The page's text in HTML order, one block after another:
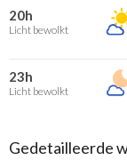
20h
Licht bewolkt
23h
Licht bewolkt
Gedetailleerde